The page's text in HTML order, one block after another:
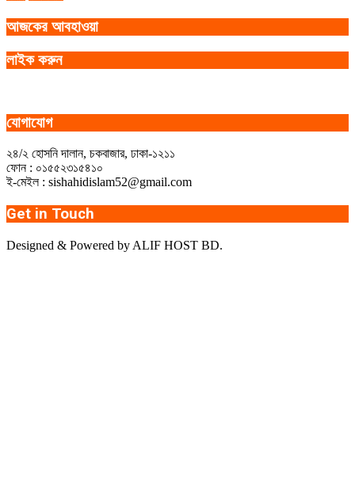
আজকের আবহাওয়া
লাইক করুন
যোগাযোগ
২৪/২ হোসনি দালান, চকবাজার, ঢাকা-১২১১
ফোন : ০১৫৫২৩১৫৪১০
ই-মেইল : sishahidislam52@gmail.com
Get in Touch
Designed & Powered by ALIF HOST BD.